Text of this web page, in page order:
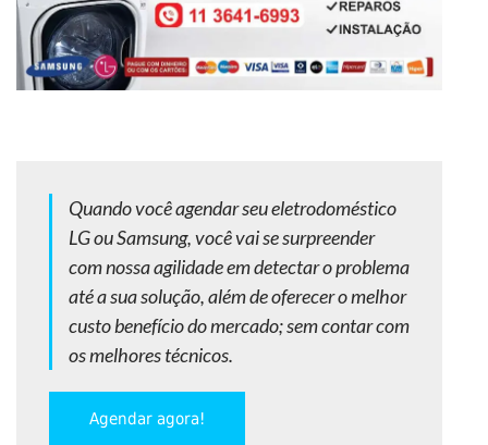
Quando você agendar seu eletrodoméstico
LG ou Samsung, você vai se surpreender
com nossa agilidade em detectar o problema
até a sua solução, além de oferecer o melhor
custo benefício do mercado; sem contar com
os melhores técnicos.
Agendar agora!